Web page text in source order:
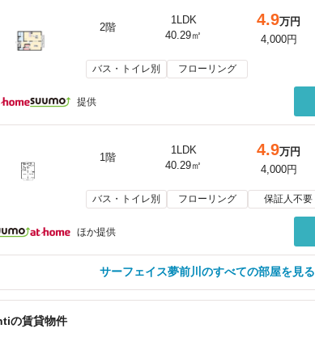
2階
1LDK
40.29㎡
4.9万円
4,000円
バス・トイレ別 フローリング
提供
1階
1LDK
40.29㎡
4.9万円
4,000円
バス・トイレ別 フローリング 保証人不要
ほか提供
サーフェイス夢前川のすべての部屋を見る
の賃貸物件